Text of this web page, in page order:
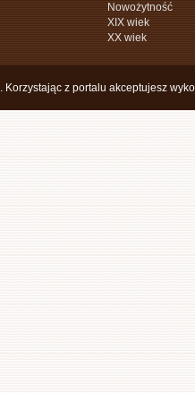
Nowożytność
XIX wiek
XX wiek
. Korzystając z portalu akceptujesz